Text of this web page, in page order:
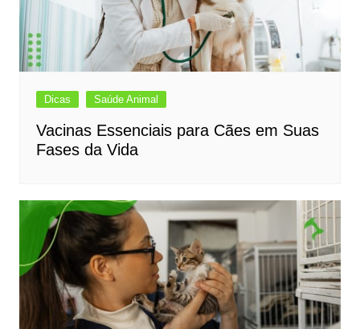
Dicas Saúde Animal
Vacinas Essenciais para Cães em Suas
Fases da Vida